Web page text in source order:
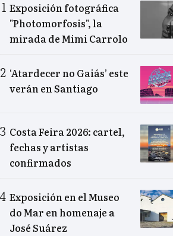
Exposición fotográfica
"Photomorfosis", la
mirada de Mimi Carrolo
‘Atardecer no Gaiás’ este
verán en Santiago
Costa Feira 2026: cartel,
fechas y artistas
confirmados
Exposición en el Museo
do Mar en homenaje a
José Suárez